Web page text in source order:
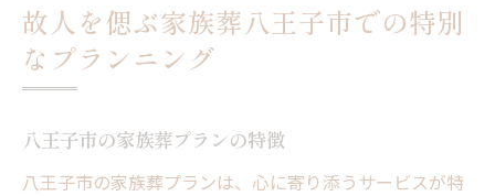
故人を偲ぶ家族葬八王子市での特別
なプランニング
八王子市の家族葬プランの特徴
八王子市の家族葬プランは、心に寄り添うサービスが特